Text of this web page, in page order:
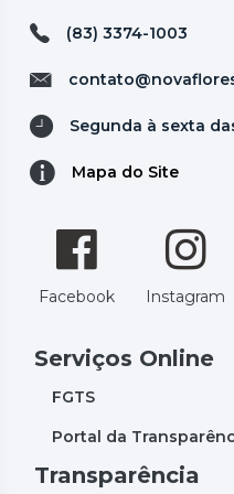
(83) 3374-1003
Segunda à sexta
Mapa do Site
Facebook Instagram
Serviços Online
FGTS
Portal da
Transparência